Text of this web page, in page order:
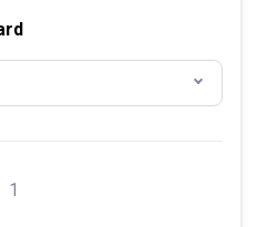
1